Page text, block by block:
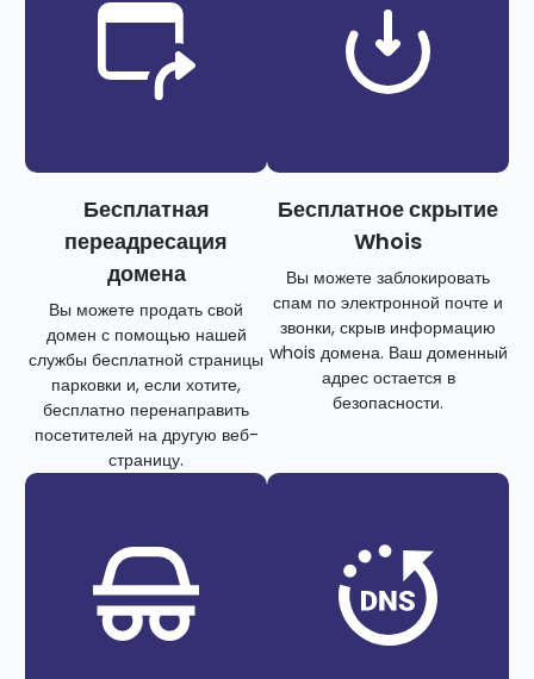
Бесплатная
переадресация
домена
Вы можете продать свой
домен с помощью нашей
службы бесплатной страницы
парковки и, если хотите,
бесплатно перенаправить
посетителей на другую веб-
страницу.
Бесплатное скрытие
Whois
Вы можете заблокировать
спам по электронной почте и
звонки, скрыв информацию
whois домена. Ваш доменный
адрес остается в
безопасности.